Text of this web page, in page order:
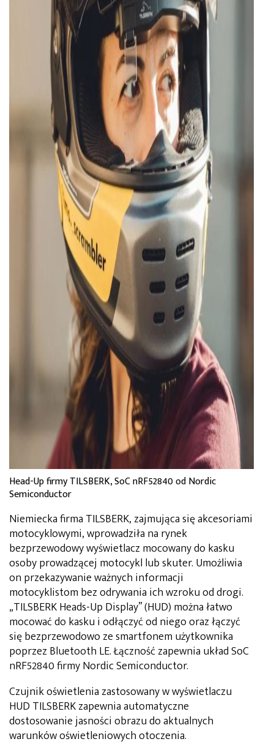
Head-Up firmy TILSBERK, SoC nRF52840 od Nordic
Semiconductor
Niemiecka firma TILSBERK, zajmująca się akcesoriami
motocyklowymi, wprowadziła na rynek
bezprzewodowy wyświetlacz mocowany do kasku
osoby prowadzącej motocykl lub skuter. Umożliwia
on przekazywanie ważnych informacji
motocyklistom bez odrywania ich wzroku od drogi.
„TILSBERK Heads-Up Display” (HUD) można łatwo
mocować do kasku i odłączyć od niego oraz łączyć
się bezprzewodowo ze smartfonem użytkownika
poprzez Bluetooth LE. Łączność zapewnia układ SoC
nRF52840 firmy Nordic Semiconductor.
Czujnik oświetlenia zastosowany w wyświetlaczu
HUD TILSBERK zapewnia automatyczne
dostosowanie jasności obrazu do aktualnych
warunków oświetleniowych otoczenia.